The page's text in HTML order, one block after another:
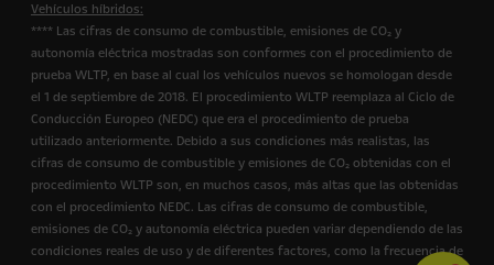
Vehículos híbridos:
**** Las cifras de consumo de combustible, emisiones de CO₂ y
autonomía eléctrica mostradas son conformes con el procedimiento de
prueba WLTP, en base al cual los vehículos nuevos se homologan desde
el 1 de septiembre de 2018. El procedimiento WLTP reemplaza al Ciclo de
Conducción Europeo (NEDC) que era el procedimiento de prueba
utilizado anteriormente. Debido a sus condiciones más realistas, las
cifras de consumo de combustible y emisiones de CO₂ obtenidas con el
procedimiento WLTP son, en muchos casos, más altas que las obtenidas
con el procedimiento NEDC. Las cifras de consumo de combustible,
emisiones de CO₂ y autonomía eléctrica pueden variar dependiendo de las
condiciones reales de uso y de diferentes factores, como la frecuencia de